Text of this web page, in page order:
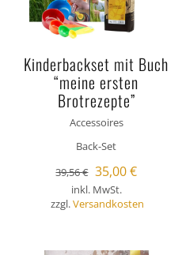
Kinderbackset mit Buch
“meine ersten
Brotrezepte”
Accessoires
Back-Set
39,56€ Ursprünglicher
Preis
war:
35,00€Aktueller
ist:
inkl. MwSt.
zzgl.Versandkosten